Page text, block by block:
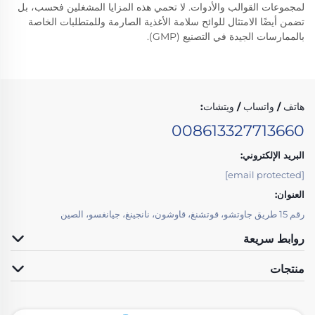
لمجموعات القوالب والأدوات. لا تحمي هذه المزايا المشغلين فحسب، بل
تضمن أيضًا الامتثال للوائح سلامة الأغذية الصارمة وللمتطلبات الخاصة
بالممارسات الجيدة في التصنيع (GMP).
هاتف / واتساب / ويتشات:
008613327713660
البريد الإلكتروني:
[email protected]
العنوان:
رقم 15 طريق جاوتشو، قوتشنغ، قاوشون، نانجينغ، جيانغسو، الصين
روابط سريعة
منتجات